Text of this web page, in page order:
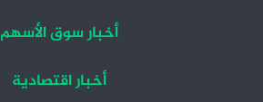
أخبار سوق الأسهم
أخبار اقتصادية